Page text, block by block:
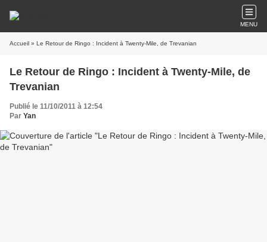
MENU
Accueil » Le Retour de Ringo : Incident à Twenty-Mile, de Trevanian
Le Retour de Ringo : Incident à Twenty-Mile, de
Trevanian
Publié le 11/10/2011 à 12:54
Par Yan